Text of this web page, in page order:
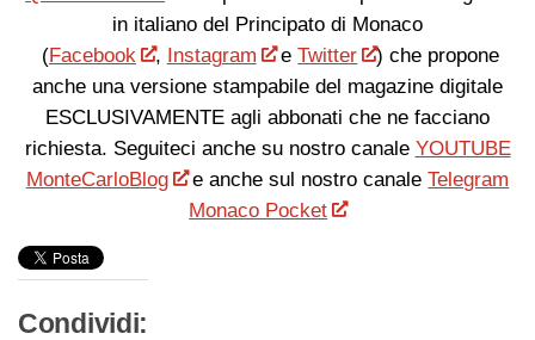
in italiano del Principato di Monaco
(Facebook , Instagram eTwitter
) che propone
anche una versione stampabile del magazine digitale
ESCLUSIVAMENTE agli abbonati che ne facciano
richiesta. Seguiteci anche su nostro canale YOUTUBE
MonteCarloBlog
e anche sul nostro canaleTelegram
Monaco Pocket
Condividi: